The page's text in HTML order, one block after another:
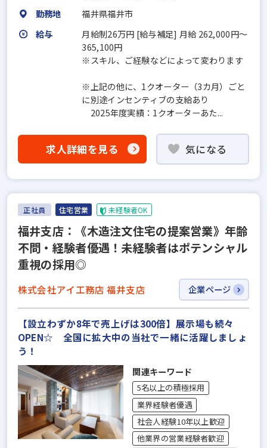
勤務地
福井県福井市
給与
月給制26万円 [給与補足] 月給 262,000円～
365,100円
※スキル、ご経験などによって変わります
※上記の他に、1クオーター（3カ月）ごと
に別途インセンティブの支給あり
2025年度実績：1クオーターあた...
求人詳細を見る 気になる
正社員 住宅営業 未経験者OK
福井支店：《木造注文住宅の提案営業》年齢
不問・経験者優遇！未経験者はポテンシャル
重視の採用◎
株式会社アイ工務店 福井支店 企業ページ
【設立わずか8年で売上げは300倍】展示場も続々
OPEN☆ 全国に拡大中の当社で一緒に活躍しましょ
う！
関連キーワード
5名以上の積極採用
業界経験者優遇
社会人経験10年以上歓迎
他業界の営業経験者歓迎